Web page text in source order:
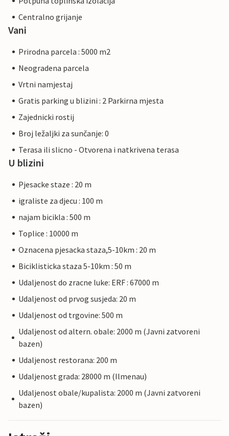
Centralno grijanje
Vani
Prirodna parcela : 5000 m2
Neogradena parcela
Vrtni namjestaj
Gratis parking u blizini : 2 Parkirna mjesta
Zajednicki rostij
Broj ležaljki za sunčanje: 0
Terasa ili slicno - Otvorena i natkrivena terasa
U blizini
Pjesacke staze : 20 m
igraliste za djecu : 100 m
najam bicikla : 500 m
Toplice : 10000 m
Oznacena pjesacka staza,5-10km : 20 m
Biciklisticka staza 5-10km : 50 m
Udaljenost do zracne luke: ERF : 67000 m
Udaljenost od prvog susjeda: 20 m
Udaljenost od trgovine: 500 m
Udaljenost od altern. obale: 2000 m (Javni zatvoreni
bazen)
Udaljenost restorana: 200 m
Udaljenost grada: 28000 m (Ilmenau)
Udaljenost obale/kupalista: 2000 m (Javni zatvoreni
bazen)